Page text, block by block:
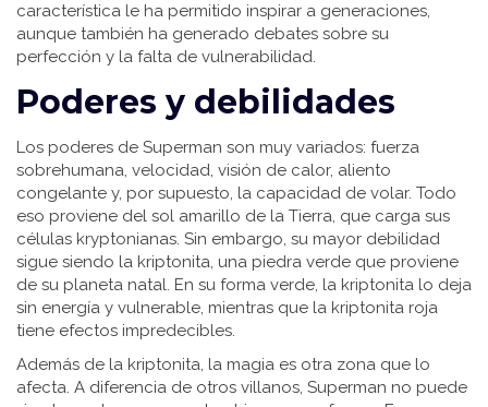
característica le ha permitido inspirar a generaciones,
aunque también ha generado debates sobre su
perfección y la falta de vulnerabilidad.
Poderes y debilidades
Los poderes de Superman son muy variados: fuerza
sobrehumana, velocidad, visión de calor, aliento
congelante y, por supuesto, la capacidad de volar. Todo
eso proviene del sol amarillo de la Tierra, que carga sus
células kryptonianas. Sin embargo, su mayor debilidad
sigue siendo la kriptonita, una piedra verde que proviene
de su planeta natal. En su forma verde, la kriptonita lo deja
sin energía y vulnerable, mientras que la kriptonita roja
tiene efectos impredecibles.
Además de la kriptonita, la magia es otra zona que lo
afecta. A diferencia de otros villanos, Superman no puede